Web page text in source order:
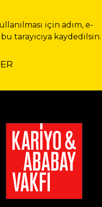
için adım, e-
tarayıcıya kaydedilsin.